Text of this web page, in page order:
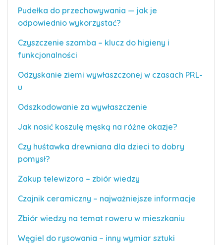
Pudełka do przechowywania — jak je
odpowiednio wykorzystać?
Czyszczenie szamba – klucz do higieny i
funkcjonalności
Odzyskanie ziemi wywłaszczonej w czasach PRL-
u
Odszkodowanie za wywłaszczenie
Jak nosić koszulę męską na różne okazje?
Czy huśtawka drewniana dla dzieci to dobry
pomysł?
Zakup telewizora – zbiór wiedzy
Czajnik ceramiczny – najważniejsze informacje
Zbiór wiedzy na temat roweru w mieszkaniu
Węgiel do rysowania – inny wymiar sztuki